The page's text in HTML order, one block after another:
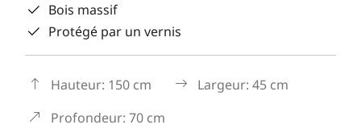
Bois massif
Protégé par un vernis
Hauteur: 150 cm
Largeur: 45 cm
Profondeur: 70 cm